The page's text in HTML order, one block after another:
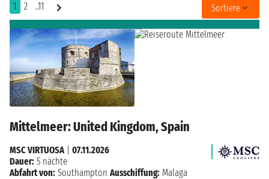
1 2 ..11 Sortiere
Mittelmeer: United Kingdom, Spain
MSC VIRTUOSA
07.11.2026
Dauer: 5 nächte
Abfahrt von: Southampton Ausschiffung: Malaga